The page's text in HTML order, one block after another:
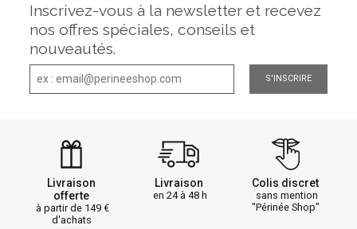
Inscrivez-vous à la newsletter et recevez
nos offres spéciales, conseils et
nouveautés.
S'INSCRIRE
Livraison
offerte
à partir de 149
d'achats
Livraison
en 24 à 48 h
Colis discret
sans mention
"Périnée Shop"